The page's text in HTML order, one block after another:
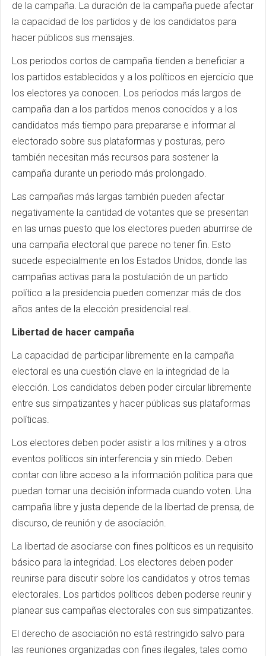
de la campaña. La duración de la campaña puede afectar
la capacidad de los partidos y de los candidatos para
hacer públicos sus mensajes.
Los periodos cortos de campaña tienden a beneficiar a
los partidos establecidos y a los políticos en ejercicio que
los electores ya conocen. Los periodos más largos de
campaña dan a los partidos menos conocidos y a los
candidatos más tiempo para prepararse e informar al
electorado sobre sus plataformas y posturas, pero
también necesitan más recursos para sostener la
campaña durante un periodo más prolongado.
Las campañas más largas también pueden afectar
negativamente la cantidad de votantes que se presentan
en las urnas puesto que los electores pueden aburrirse de
una campaña electoral que parece no tener fin. Esto
sucede especialmente en los Estados Unidos, donde las
campañas activas para la postulación de un partido
político a la presidencia pueden comenzar más de dos
años antes de la elección presidencial real.
Libertad de hacer campaña
La capacidad de participar libremente en la campaña
electoral es una cuestión clave en la integridad de la
elección. Los candidatos deben poder circular libremente
entre sus simpatizantes y hacer públicas sus plataformas
políticas.
Los electores deben poder asistir a los mítines y a otros
eventos políticos sin interferencia y sin miedo. Deben
contar con libre acceso a la información política para que
puedan tomar una decisión informada cuando voten. Una
campaña libre y justa depende de la libertad de prensa, de
discurso, de reunión y de asociación.
La libertad de asociarse con fines políticos es un requisito
básico para la integridad. Los electores deben poder
reunirse para discutir sobre los candidatos y otros temas
electorales. Los partidos políticos deben poderse reunir y
planear sus campañas electorales con sus simpatizantes.
El derecho de asociación no está restringido salvo para
las reuniones organizadas con fines ilegales, tales como